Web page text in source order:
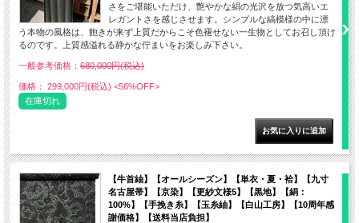
さをご堪能いただけ、艶やかな絹の光沢を放つ気高いエ
レガントさを感じさせます。シンプルな縞模様の中に漂
う本物の風格は、飽きが来ず上質だからこそ色褪せない一生物としてお召し頂け
るのです。上質感溢れる静かな佇まいをお楽しみ下さい。
一般参考価格： 680,000円(税込)
価格： 299,000円(税込) <56%OFF>
在庫切れ
【牛首紬】【オールシーズン】【単衣・夏・袷】【九寸
名古屋帯】【京染】【更紗文様5】【黒地】【絹：
100%】【手挽き糸】【玉糸紬】【白山工房】【10周年感
謝価格】【送料当店負担】